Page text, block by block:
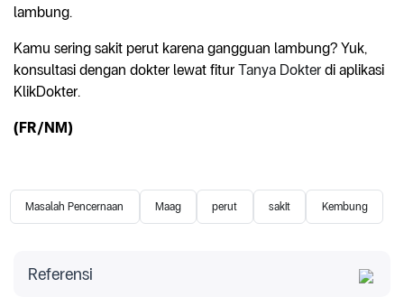
lambung.
Kamu sering sakit perut karena gangguan lambung? Yuk,
konsultasi dengan dokter lewat fitur Tanya Dokter di aplikasi
KlikDokter.
(FR/NM)
Masalah Pencernaan Maag perut sakit Kembung
Referensi